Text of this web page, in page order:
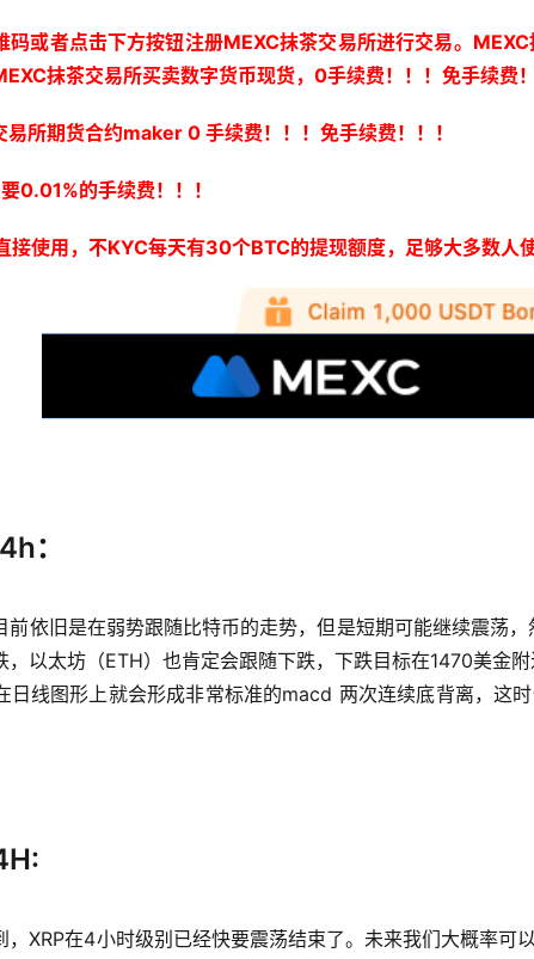
码或者点击下方按钮注册MEXC抹茶交易所进行交易。
抹茶交易所买卖数字货币现货，0手续费！！！免手续费！
所期货合约maker 0 手续费！！！免手续费！！！
0.01%的手续费！！！
接使用，不KYC每天有30个BTC的提现额度，足够大多数人使
：
前依旧是在弱势跟随比特币的走势，但是短期可能继续震荡
，以太坊（ETH）也肯定会跟随下跌，下跌目标在1470美金
日线图形上就会形成非常标准的macd 两次连续底背离，这
，XRP在4小时级别已经快要震荡结束了。未来我们大概率可